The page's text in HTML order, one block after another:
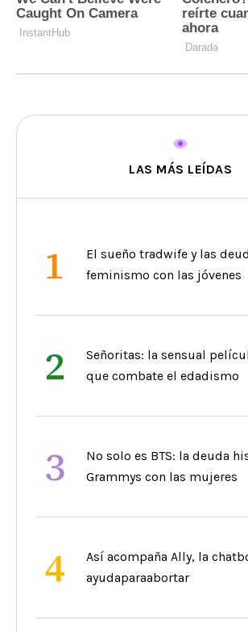
LAS MÁS LEÍDAS
1
El sueño tradwife y las
feminismo con las jóvenes
2
Señoritas: la sensual
que combate el edadismo
3
No solo es BTS: la deuda
Grammys con las mujeres
4
Así acompaña Ally, la
ayudaparaabortar